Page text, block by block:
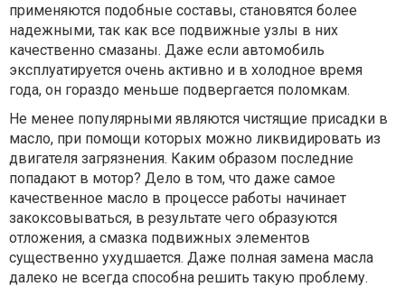
применяются подобные составы, становятся более
надежными, так как все подвижные узлы в них
качественно смазаны. Даже если автомобиль
эксплуатируется очень активно и в холодное время
года, он гораздо меньше подвергается поломкам.
Не менее популярными являются чистящие присадки в
масло, при помощи которых можно ликвидировать из
двигателя загрязнения. Каким образом последние
попадают в мотор? Дело в том, что даже самое
качественное масло в процессе работы начинает
закоксовываться, в результате чего образуются
отложения, а смазка подвижных элементов
существенно ухудшается. Даже полная замена масла
далеко не всегда способна решить такую проблему.